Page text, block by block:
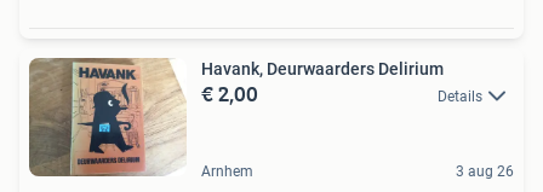
Havank, Deurwaarders Delirium
€ 2,00 Details
Arnhem 3 aug 26